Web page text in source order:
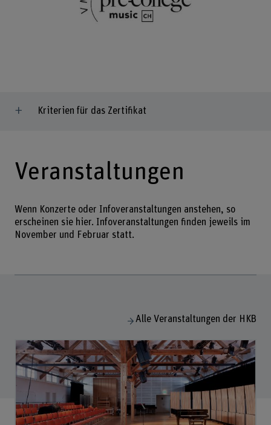
Kriterien für das Zertifikat
Veranstaltungen
Wenn Konzerte oder Infoveranstaltungen anstehen, so
erscheinen sie hier. Infoveranstaltungen finden jeweils im
November und Februar statt.
Alle Veranstaltungen der HKB